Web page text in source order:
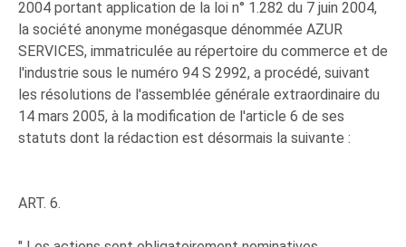
2004 portant application de la loi n° 1.282 du 7 juin 2004,
la société anonyme monégasque dénommée AZUR
SERVICES, immatriculée au répertoire du commerce et de
l'industrie sous le numéro 94 S 2992, a procédé, suivant
les résolutions de l'assemblée générale extraordinaire du
14 mars 2005, à la modification de l'article 6 de ses
statuts dont la rédaction est désormais la suivante :
ART. 6.